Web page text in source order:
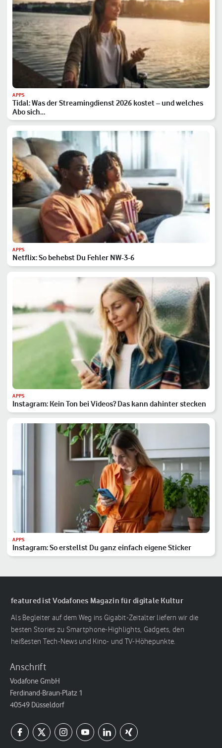
APPS
Tidal: Was der Streamingdienst 2026 kostet – und welches
Abo sich…
APPS
Netflix: So behebst Du Fehler NW-3-6
APPS
Instagram: Kein Ton bei Videos? Das kann dahinter stecken
APPS
Instagram: So erstellst Du ganz einfach eigene Sticker
featured ist Vodafones Magazin für digitale Kultur
Als Begleiter auf dem Weg ins Gigabit-Zeitalter liefern wir die
besten Stories zu Smartphone-Highlights, Gadgets, den
heißesten Tech-News und Kino- und TV-Höhepunkte.
Anschrift
Vodafone GmbH
Ferdinand-Braun-Platz 1
40549 Düsseldorf